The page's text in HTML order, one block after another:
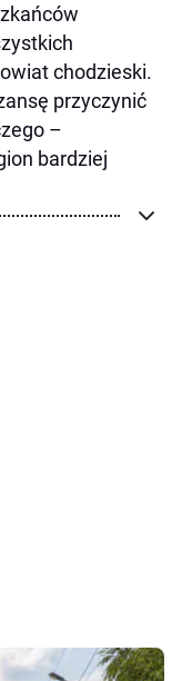
chodzieski.
przyczynić
–
bardziej